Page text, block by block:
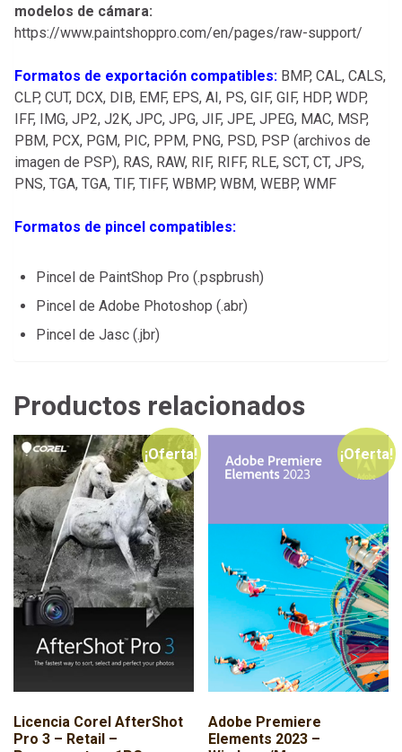
modelos de cámara:
https://www.paintshoppro.com/en/pages/raw-support/
Formatos de exportación compatibles: BMP, CAL, CALS,
CLP, CUT, DCX, DIB, EMF, EPS, AI, PS, GIF, GIF, HDP, WDP,
IFF, IMG, JP2, J2K, JPC, JPG, JIF, JPE, JPEG, MAC, MSP,
PBM, PCX, PGM, PIC, PPM, PNG, PSD, PSP (archivos de
imagen de PSP), RAS, RAW, RIF, RIFF, RLE, SCT, CT, JPS,
PNS, TGA, TGA, TIF, TIFF, WBMP, WBM, WEBP, WMF
Formatos de pincel compatibles:
Pincel de PaintShop Pro (.pspbrush)
Pincel de Adobe Photoshop (.abr)
Pincel de Jasc (.jbr)
Productos relacionados
¡Oferta!
Licencia Corel AfterShot
Pro 3 – Retail –
¡Oferta!
Adobe Premiere
Elements 2023 –